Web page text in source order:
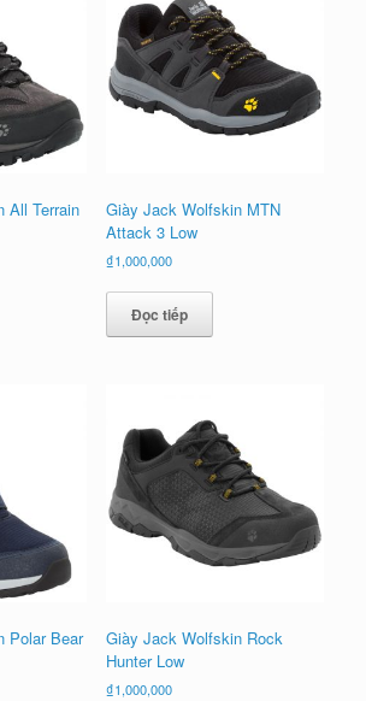
All Terrain
Giày Jack Wolfskin MTN
Attack 3 Low
₫1,000,000
Đọc tiếp
Polar Bear
Giày Jack Wolfskin Rock
Hunter Low
₫1,000,000